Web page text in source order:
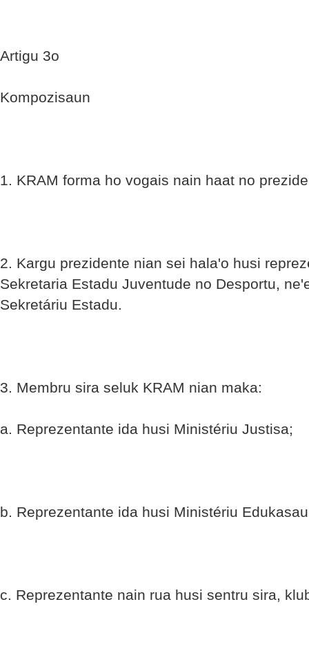
Artigu 3o
Kompozisaun
1. KRAM forma ho vogais nain haat no
2. Kargu prezidente nian sei hala'o husi
Sekretaria Estadu Juventude no Desportu,
Sekretáriu Estadu.
3. Membru sira seluk KRAM nian maka:
a. Reprezentante ida husi Ministériu Justisa;
b. Reprezentante ida husi Ministériu
c. Reprezentante nain rua husi sentru sira,